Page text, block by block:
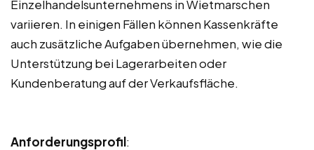
Einzelhandelsunternehmens in Wietmarschen
variieren. In einigen Fällen können Kassenkräfte
auch zusätzliche Aufgaben übernehmen, wie die
Unterstützung bei Lagerarbeiten oder
Kundenberatung auf der Verkaufsfläche.
Anforderungsprofil: